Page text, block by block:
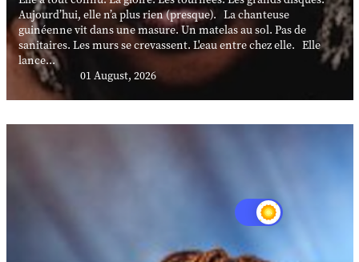
Aujourd’hui, elle n’a plus rien (presque). La chanteuse
guinéenne vit dans une masure. Un matelas au sol. Pas de
sanitaires. Les murs se crevassent. L'eau entre chez elle. Elle
lance...
01 August, 2026